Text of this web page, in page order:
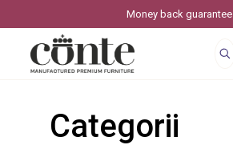
Money back guarantee
Categorii